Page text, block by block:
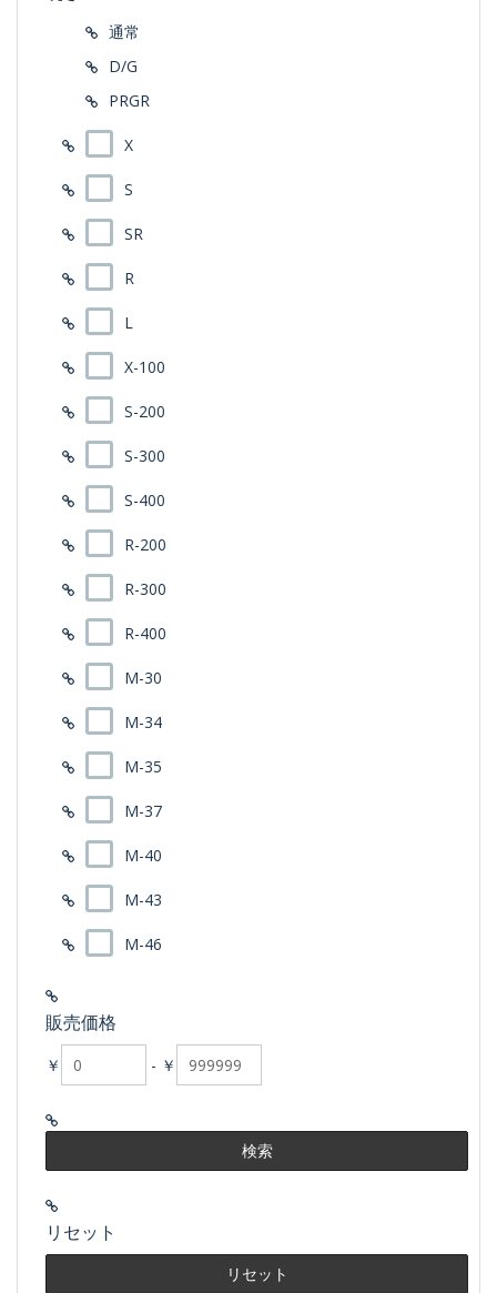
通常
D/G
PRGR
X
S
SR
R
L
X-100
S-200
S-300
S-400
R-200
R-300
R-400
M-30
M-34
M-35
M-37
M-40
M-43
M-46
販売価格
￥ - ￥
リセット